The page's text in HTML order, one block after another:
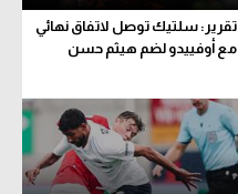
تقرير: سلتيك توصل لاتفاق نهائي
مع أوفييدو لضم هيثم حسن